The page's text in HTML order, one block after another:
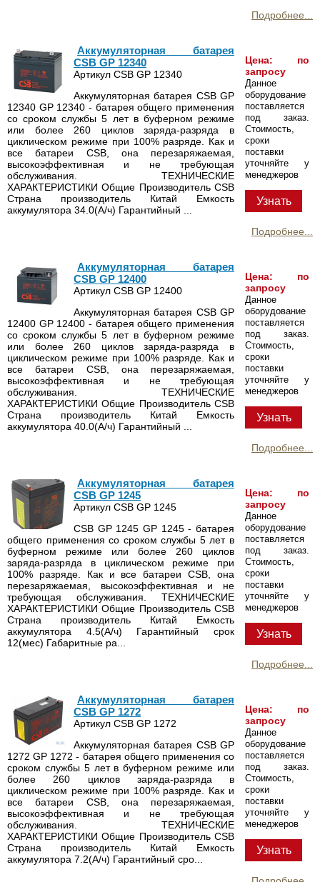
Подробнее...
Цена: по
запросу
Данное
оборудование
поставляется
под заказ.
Стоимость,
сроки
поставки
уточняйте у
менеджеров
Узнать
Аккумуляторная батарея
CSB GP 12340
Артикул CSB GP 12340
Аккумуляторная батарея CSB GP
12340 GP 12340 - батарея общего применения
со сроком службы 5 лет в буферном режиме
или более 260 циклов заряда-разряда в
циклическом режиме при 100% разряде. Как и
все батареи CSB, она перезаряжаемая,
высокоэффективная и не требующая
обслуживания. ТЕХНИЧЕСКИЕ
ХАРАКТЕРИСТИКИ Общие Производитель CSB
Страна производитель Китай Емкость
аккумулятора 34.0(А/ч) Гарантийный ...
Подробнее...
Цена: по
запросу
Данное
оборудование
поставляется
под заказ.
Стоимость,
сроки
поставки
уточняйте у
менеджеров
Узнать
Аккумуляторная батарея
CSB GP 12400
Артикул CSB GP 12400
Аккумуляторная батарея CSB GP
12400 GP 12400 - батарея общего применения
со сроком службы 5 лет в буферном режиме
или более 260 циклов заряда-разряда в
циклическом режиме при 100% разряде. Как и
все батареи CSB, она перезаряжаемая,
высокоэффективная и не требующая
обслуживания. ТЕХНИЧЕСКИЕ
ХАРАКТЕРИСТИКИ Общие Производитель CSB
Страна производитель Китай Емкость
аккумулятора 40.0(А/ч) Гарантийный ...
Подробнее...
Цена: по
запросу
Данное
оборудование
поставляется
под заказ.
Стоимость,
сроки
поставки
уточняйте у
менеджеров
Узнать
Аккумуляторная батарея
CSB GP 1245
Артикул CSB GP 1245
CSB GP 1245 GP 1245 - батарея
общего применения со сроком службы 5 лет в
буферном режиме или более 260 циклов
заряда-разряда в циклическом режиме при
100% разряде. Как и все батареи CSB, она
перезаряжаемая, высокоэффективная и не
требующая обслуживания. ТЕХНИЧЕСКИЕ
ХАРАКТЕРИСТИКИ Общие Производитель CSB
Страна производитель Китай Емкость
аккумулятора 4.5(А/ч) Гарантийный срок
12(мес) Габаритные ра...
Подробнее...
Цена: по
запросу
Данное
оборудование
поставляется
под заказ.
Стоимость,
сроки
поставки
уточняйте у
менеджеров
Узнать
Аккумуляторная батарея
CSB GP 1272
Артикул CSB GP 1272
Аккумуляторная батарея CSB GP
1272 GP 1272 - батарея общего применения со
сроком службы 5 лет в буферном режиме или
более 260 циклов заряда-разряда в
циклическом режиме при 100% разряде. Как и
все батареи CSB, она перезаряжаемая,
высокоэффективная и не требующая
обслуживания. ТЕХНИЧЕСКИЕ
ХАРАКТЕРИСТИКИ Общие Производитель CSB
Страна производитель Китай Емкость
аккумулятора 7.2(А/ч) Гарантийный сро...